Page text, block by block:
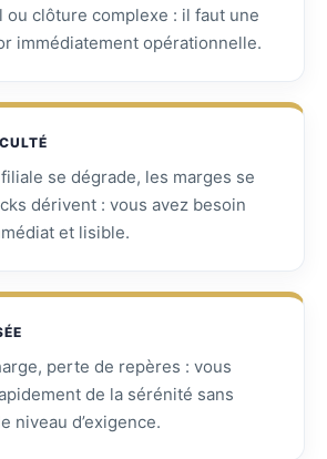
ou clôture complexe : il faut une
immédiatement opérationnelle.
se dégrade, les marges se
dérivent : vous avez besoin
et lisible.
perte de repères : vous
de la sérénité sans
niveau d’exigence.